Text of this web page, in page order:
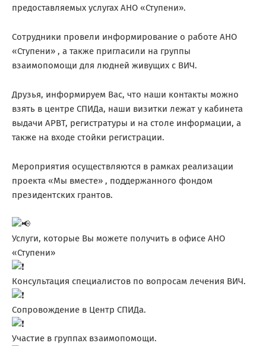
предоставляемых услугах АНО «Ступени».
Сотрудники провели информирование о работе АНО
«Ступени» , а также пригласили на группы
взаимопомощи для людней живущих с ВИЧ.
Друзья, информируем Вас, что наши контакты можно
взять в центре СПИДа, наши визитки лежат у кабинета
выдачи АРВТ, регистратуры и на столе информации, а
также на входе стойки регистрации.
Мероприятия осуществляются в рамках реализации
проекта «Мы вместе» , поддержанного фондом
президентских грантов.
Услуги, которые Вы можете получить в офисе АНО
«Ступени»
Консультация специалистов по вопросам лечения ВИЧ.
Сопровождение в Центр СПИДа.
Участие в группах взаимопомощи.